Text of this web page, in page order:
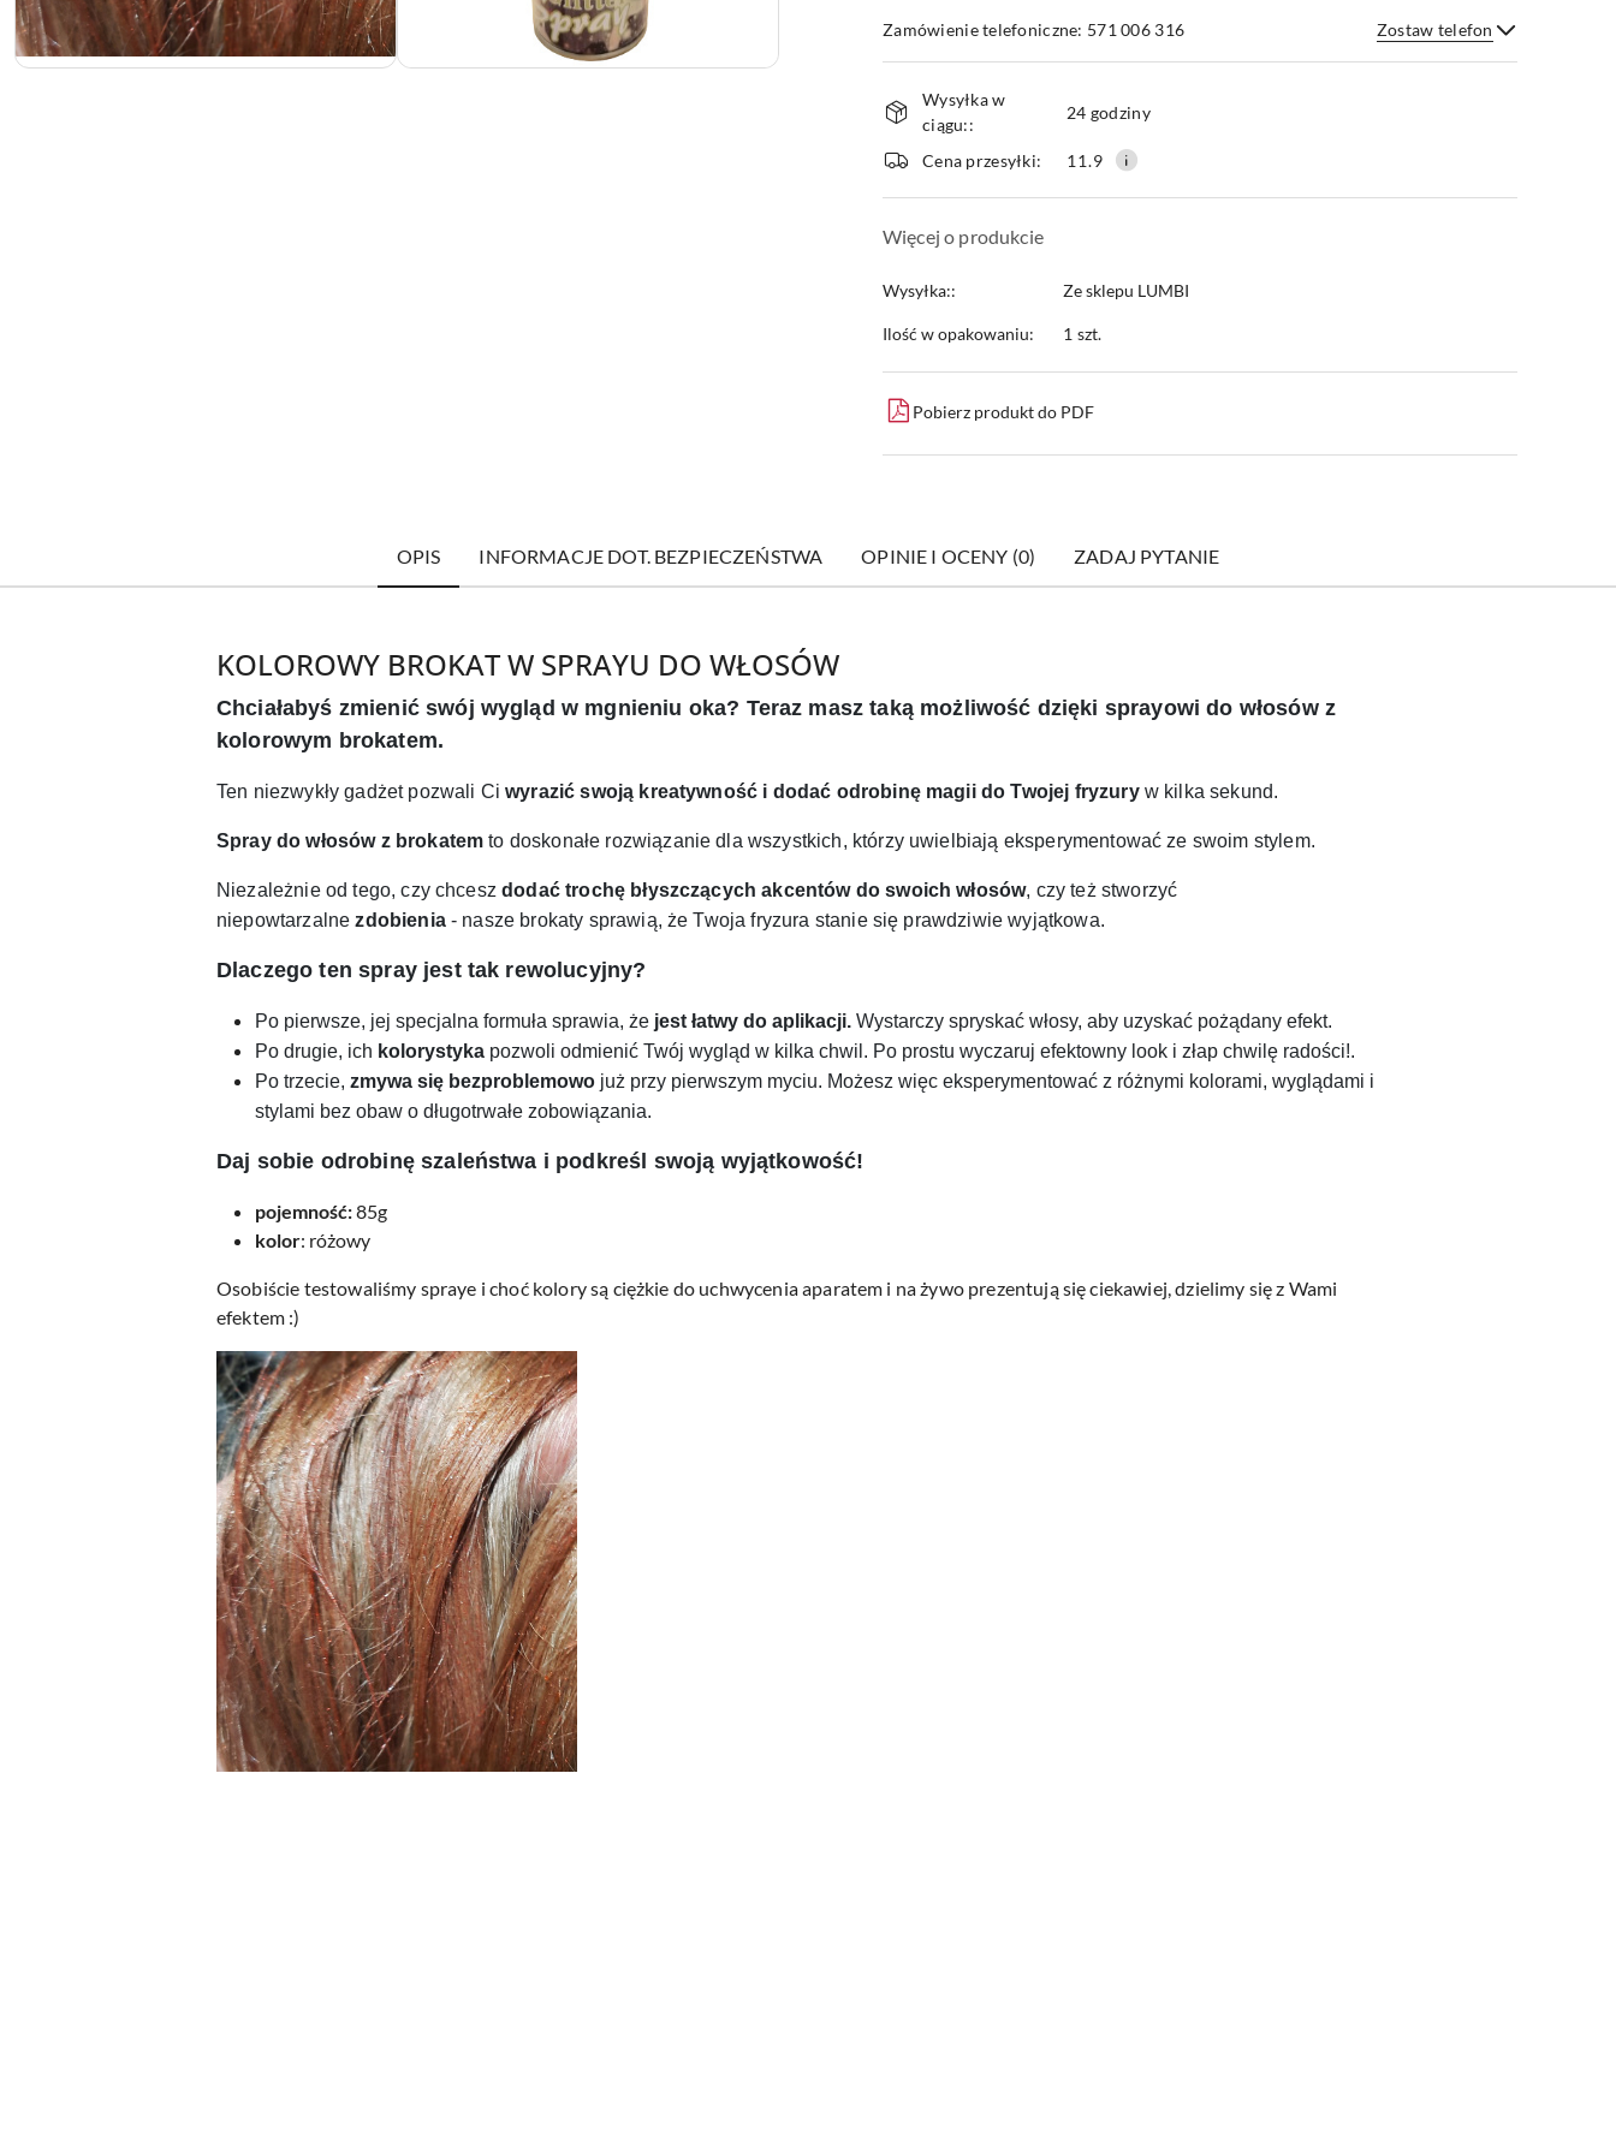
Zamówienie telefoniczne: 571 006 316 Zostaw telefon
Wyślij
i
dostawa
Wysyłka w
ciągu::
24 godziny
Cena przesyłki: 11.9
Więcej o produkcie
Wysyłka:: Ze sklepu LUMBI
Ilość w opakowaniu: 1 szt.
Pobierz produkt do PDF
OPIS INFORMACJE DOT. BEZPIECZEŃSTWA OPINIE I OCENY (0) ZADAJ PYTANIE
KOLOROWY BROKAT W SPRAYU DO WŁOSÓW
Chciałabyś zmienić swój wygląd w mgnieniu oka? Teraz masz taką możliwość dzięki sprayowi do włosów z
kolorowym brokatem.
Ten niezwykły gadżet pozwali Ciwyrazić swoją kreatywność i dodać odrobinę magii do Twojej fryzury w kilka sekund.
Spray do włosów z brokatem to doskonałe rozwiązanie dla wszystkich, którzy uwielbiają eksperymentować ze swoim stylem.
Niezależnie od tego, czy chceszdodać trochę błyszczących akcentów do swoich włosów, czy też stworzyć
niepowtarzalne zdobienia- nasze brokaty sprawią, że Twoja fryzura stanie się prawdziwie wyjątkowa.
Dlaczego ten spray jest tak rewolucyjny?
Po pierwsze, jej specjalna formuła sprawia, że jest łatwy do aplikacji. Wystarczy spryskać włosy, aby uzyskać pożądany efekt.
Po drugie, ich kolorystyka pozwoli odmienić Twój wygląd w kilka chwil. Po prostu wyczaruj efektowny look i złap chwilę radości!.
Po trzecie, zmywa się bezproblemowo już przy pierwszym myciu. Możesz więc eksperymentować z różnymi kolorami, wyglądami i
stylami bez obaw o długotrwałe zobowiązania.
Daj sobie odrobinę szaleństwa i podkreśl swoją wyjątkowość!
pojemność:85g
kolor: różowy
Osobiście testowaliśmy spraye i choć kolory są ciężkie do uchwycenia aparatem i na żywo prezentują się ciekawiej, dzielimy się z Wami
efektem :)